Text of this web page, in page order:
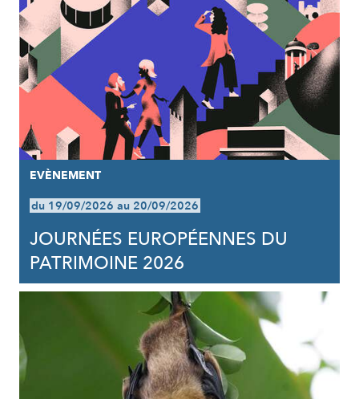
EVÈNEMENT
du 19/09/2026 au 20/09/2026
JOURNÉES EUROPÉENNES DU
PATRIMOINE 2026